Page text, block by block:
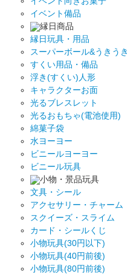
イベント備品
縁日商品
縁日玩具・用品
スーパーボール&うきうき
すくい用品・備品
浮き(すくい)人形
キャラクターお面
光るブレスレット
光るおもちゃ(電池使用)
綿菓子袋
水ヨーヨー
ビニールヨーヨー
ビニール玩具
小物・景品玩具
文具・シール
アクセサリー・チャーム
スクイーズ・スライム
カード・シールくじ
小物玩具(30円以下)
小物玩具(40円前後)
小物玩具(80円前後)